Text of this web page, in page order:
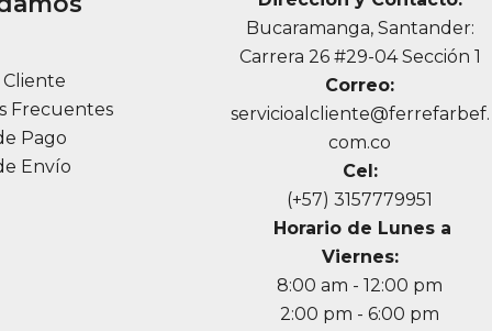
Cliente
Frecuentes
Pago
Envío
Bucaramanga, Santander:
Carrera 26 #29-04 Sección 1
Correo:
servicioalcliente@ferrefarbef.
com.co
Cel:
(+57) 3157779951
Horario de Lunes a
Viernes:
8:00 am - 12:00 pm
2:00 pm - 6:00 pm